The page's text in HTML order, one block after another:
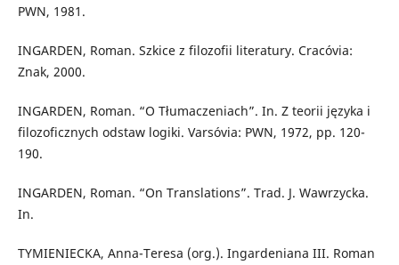
PWN, 1981.
INGARDEN, Roman. Szkice z filozofii literatury. Cracóvia:
Znak, 2000.
INGARDEN, Roman. “O Tłumaczeniach”. In. Z teorii języka i
filozoficznych odstaw logiki. Varsóvia: PWN, 1972, pp. 120-
190.
INGARDEN, Roman. “On Translations”. Trad. J. Wawrzycka.
In.
TYMIENIECKA, Anna-Teresa (org.). Ingardeniana III. Roman